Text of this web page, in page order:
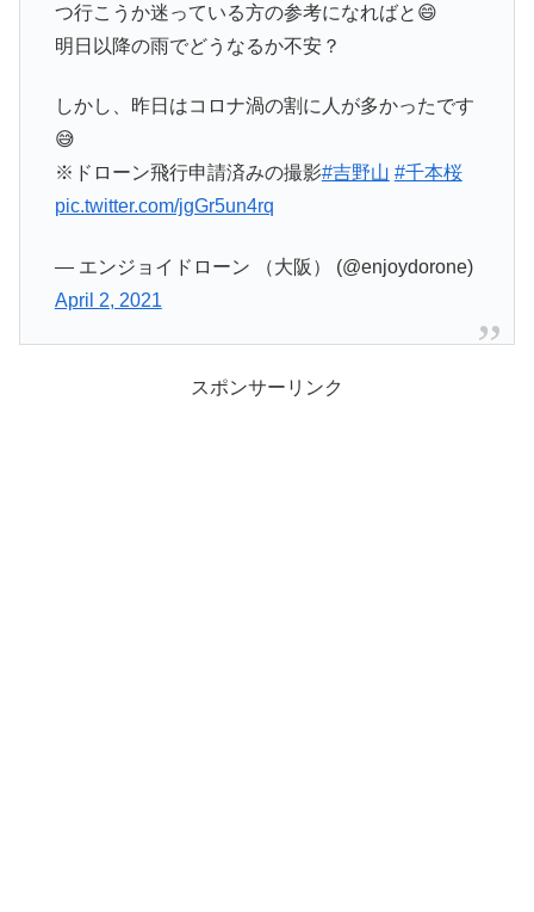
つ行こうか迷っている方の参考になればと😄
明日以降の雨でどうなるか不安？
しかし、昨日はコロナ渦の割に人が多かったです
😅
※ドローン飛行申請済みの撮影#吉野山 #千本桜
pic.twitter.com/jgGr5un4rq
— エンジョイドローン （大阪） (@enjoydorone)
April 2, 2021
スポンサーリンク